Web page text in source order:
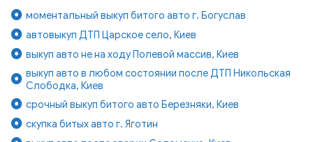
моментальный выкуп битого авто г. Богуслав
автовыкуп ДТП Царское село, Киев
выкуп авто не на ходу Полевой массив, Киев
выкуп авто в любом состоянии после ДТП Никольская
Слободка, Киев
срочный выкуп битого авто Березняки, Киев
скупка битых авто г. Яготин